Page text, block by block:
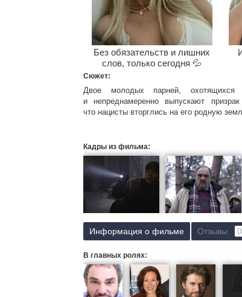
Без обязательств и лишних
слов, только сегодня 💦
Сюжет:
Двое молодых парней,
и непреднамеренно выпускают
что нацисты вторглись на его родную
Кадры из фильма:
Информация о фильме Отзывы 0
В главных ролях: